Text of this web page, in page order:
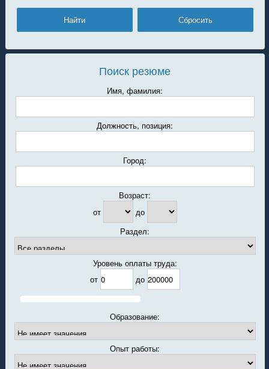
Поиск резюме
Имя, фамилия:
Должность, позиция:
Город:
Возраст:
от
до
Раздел:
Уровень оплаты труда:
от
до
Образование:
Опыт работы: